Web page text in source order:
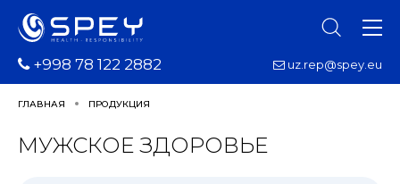
+998 78 122 2882 uz.rep@spey.eu
ГЛАВНАЯ ПРОДУКЦИЯ
МУЖСКОЕ ЗДОРОВЬЕ